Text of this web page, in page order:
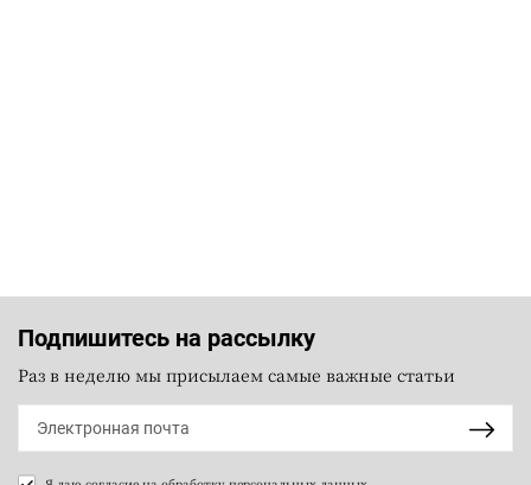
Подпишитесь на рассылку
Раз в неделю мы присылаем самые важные статьи